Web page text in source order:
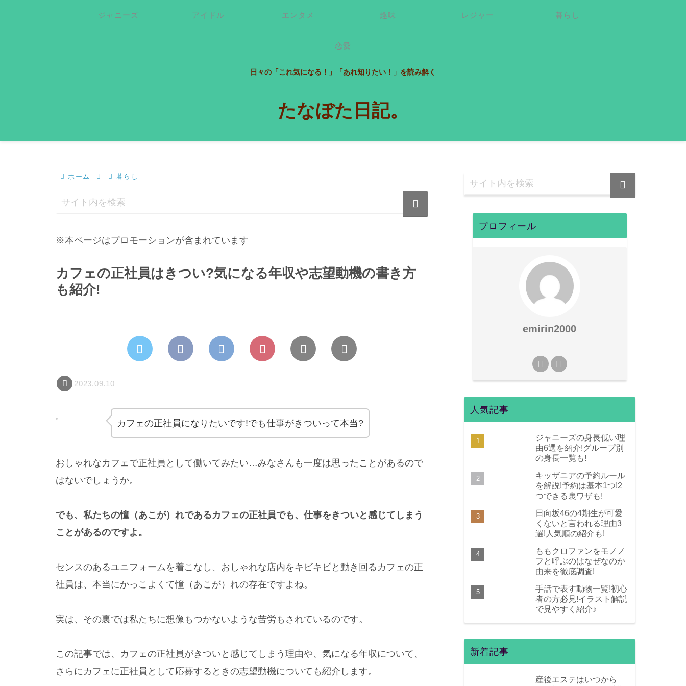
日々の「これ気になる！」「あれ知りたい！」を読み解く
たなぼた日記。
ジャニーズ アイドル エンタメ 趣味 レジャー 暮らし
恋愛
ホーム 暮らし
※本ページはプロモーションが含まれています
カフェの正社員はきつい?気になる年収や志望動機の書き方
も紹介!
2023.09.10
カフェの正社員になりたいです!でも仕事がきついって本当?
おしゃれなカフェで正社員として働いてみたい…みなさんも一度は思ったことがあるので
はないでしょうか。
でも、私たちの憧（あこが）れであるカフェの正社員でも、仕事をきついと感じてしまう
ことがあるのですよ。
センスのあるユニフォームを着こなし、おしゃれな店内をキビキビと動き回るカフェの正
社員は、本当にかっこよくて憧（あこが）れの存在ですよね。
実は、その裏では私たちに想像もつかないような苦労もされているのです。
この記事では、カフェの正社員がきついと感じてしまう理由や、気になる年収について、
さらにカフェに正社員として応募するときの志望動機についても紹介します。
プロフィール
emirin2000
人気記事
ジャニーズの身長低い理
由6選を紹介!グループ別
の身長一覧も!
キッザニアの予約ルール
を解説!予約は基本1つ!2
つできる裏ワザも!
日向坂46の4期生が可愛
くないと言われる理由3
選!人気順の紹介も!
ももクロファンをモノノ
フと呼ぶのはなぜなのか
由来を徹底調査!
手話で表す動物一覧!初心
者の方必見!イラスト解説
で見やすく紹介♪
新着記事
産後エステはいつから